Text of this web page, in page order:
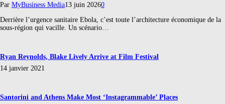
Par MyBusiness Media13 juin 20260
Derrière l’urgence sanitaire Ebola, c’est toute l’architecture économique de la
sous-région qui vacille. Un scénario…
Ryan Reynolds, Blake Lively Arrive at Film Festival
14 janvier 2021
Santorini and Athens Make Most ‘Instagrammable’ Places